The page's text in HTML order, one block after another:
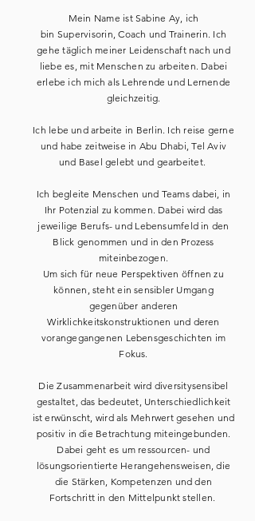
​Mein Name ist Sabine Ay, ich
bin Supervisorin, Coach und Trainerin. Ich
gehetäglich meiner Leidenschaft nachund
liebe es, mit Menschen zu arbeiten. Dabei
erlebe ich mich als Lehrende und Lernende
gleichzeitig.
Ich lebe und arbeite in Berlin. Ich reise gerne
und habe zeitweise in Abu Dhabi, Tel Aviv
und Basel gelebt und gearbeitet.
Ich begleite Menschen und Teams dabei, in
Ihr Potenzial zu kommen. Dabei wird das
jeweilige Berufs- und Lebensumfeld in den
Blick genommen und in den Prozess
miteinbezogen.
Um sich für neue Perspektiven öffnen zu
können, steht ein sensibler Umgang
gegenüber anderen
Wirklichkeitskonstruktionen und deren
vorangegangenen Lebensgeschichten im
Fokus.
Die Zusammenarbeit wird diversitysensibel
gestaltet, das bedeutet, Unterschiedlichkeit
ist erwünscht, wird als Mehrwert gesehen und
positiv in die Betrachtung miteingebunden.
Dabei geht es um ressourcen- und
lösungsorientierte Herangehensweisen, die
die Stärken, Kompetenzen und den
Fortschritt in den Mittelpunkt stellen.